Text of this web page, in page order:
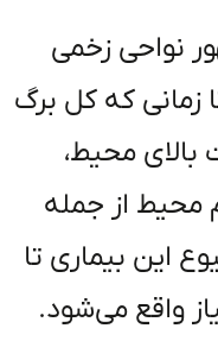
نواحی زخمی
زمانی که کل برگ
محیط،
محیط از جمله
این بیماری تا
واقع می‌شود.